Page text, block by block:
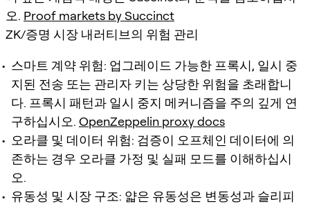
오. Proof markets by Succinct
ZK/증명 시장 내러티브의 위험 관리
스마트 계약 위험: 업그레이드 가능한 프록시, 일시 중
지된 전송 또는 관리자 키는 상당한 위험을 초래합니
다. 프록시 패턴과 일시 중지 메커니즘을 주의 깊게 연
구하십시오. OpenZeppelin proxy docs
오라클 및 데이터 위험: 검증이 오프체인 데이터에 의
존하는 경우 오라클 가정 및 실패 모드를 이해하십시
오.
유동성 및 시장 구조: 얇은 유동성은 변동성과 슬리피